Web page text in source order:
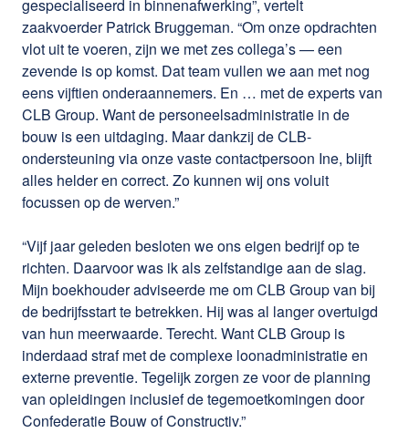
gespecialiseerd in binnenafwerking”, vertelt
zaakvoerder Patrick Bruggeman. “Om onze opdrachten
vlot uit te voeren, zijn we met zes collega’s — een
zevende is op komst. Dat team vullen we aan met nog
eens vijftien onderaannemers. En … met de experts van
CLB Group. Want de personeelsadministratie in de
bouw is een uitdaging. Maar dankzij de CLB-
ondersteuning via onze vaste contactpersoon Ine, blijft
alles helder en correct. Zo kunnen wij ons voluit
focussen op de werven.”
“Vijf jaar geleden besloten we ons eigen bedrijf op te
richten. Daarvoor was ik als zelfstandige aan de slag.
Mijn boekhouder adviseerde me om CLB Group van bij
de bedrijfsstart te betrekken. Hij was al langer overtuigd
van hun meerwaarde. Terecht. Want CLB Group is
inderdaad straf met de complexe loonadministratie en
externe preventie. Tegelijk zorgen ze voor de planning
van opleidingen inclusief de tegemoetkomingen door
Confederatie Bouw of Constructiv.”